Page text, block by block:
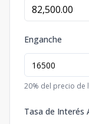
Enganche
20% del precio de
Tasa de Interés